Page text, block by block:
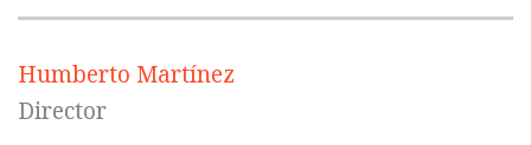
Humberto Martínez
Director